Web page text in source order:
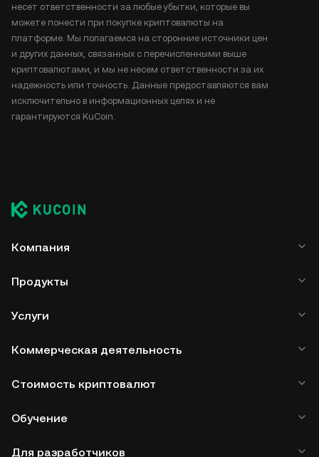
несет ответственности за любые убытки, которые вы
можете понести при покупке криптовалюты на
платформе. Мы полагаемся на сторонние источники цен
и других данных, связанных с перечисленными выше
криптовалютами, и мы не несем ответственности за их
надежность или точность. Данные предоставляются вам
исключительно в информационных целях и не
гарантируются KuCoin.
Компания
Продукты
Услуги
Коммерческая деятельность
Стоимость криптовалют
Обучение
Для разработчиков